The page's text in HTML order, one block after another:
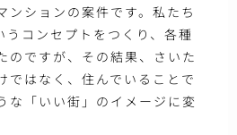
ンションの案件です。私たち
コンセプトをつくり、各種
のですが、その結果、さいた
ではなく、住んでいることで
な「いい街」のイメージに変